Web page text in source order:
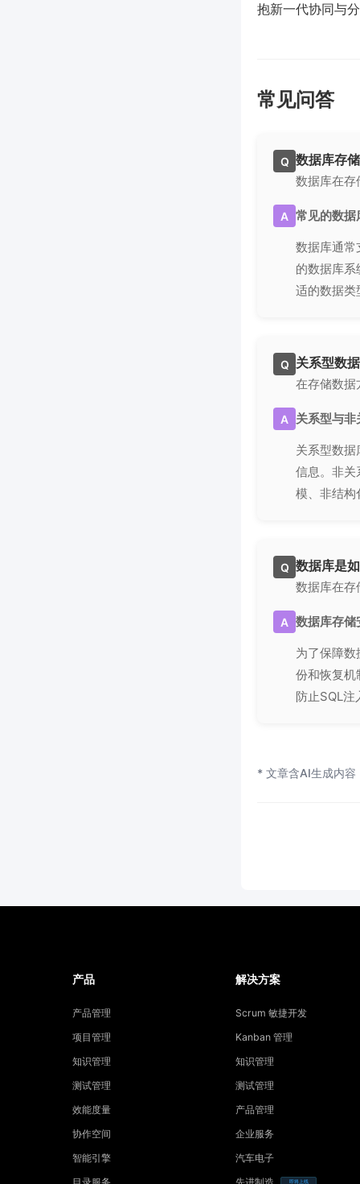
抱新一代协同与
常见问答
Q 数据库存
数据库在存
A 常见的数据
数据库通常
的数据库
适的数据类
Q 关系型数
在存储数据
A 关系型与
关系型数
信息。非关
模、非结构
Q 数据库是
数据库在存
A 数据库存储
为了保障
份和恢复机
防止SQL
* 文章含AI生成内容
产品
产品管理
项目管理
知识管理
测试管理
效能度量
协作空间
智能引擎
解决方案
Scrum 敏捷开发
Kanban 管理
知识管理
测试管理
产品管理
企业服务
汽车电子
即将上线